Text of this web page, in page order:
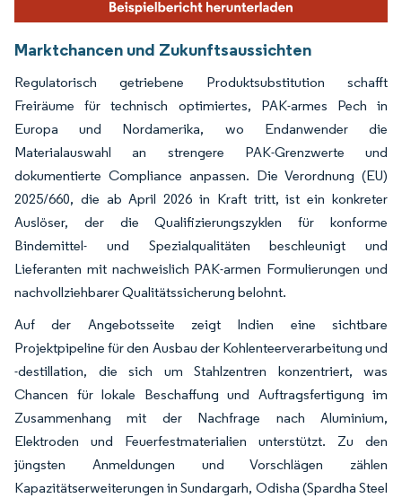
Marktchancen und Zukunftsaussichten
Regulatorisch getriebene Produktsubstitution schafft
Freiräume für technisch optimiertes, PAK-armes Pech in
Europa und Nordamerika, wo Endanwender die
Materialauswahl an strengere PAK-Grenzwerte und
dokumentierte Compliance anpassen. Die Verordnung (EU)
2025/660, die ab April 2026 in Kraft tritt, ist ein konkreter
Auslöser, der die Qualifizierungszyklen für konforme
Bindemittel- und Spezialqualitäten beschleunigt und
Lieferanten mit nachweislich PAK-armen Formulierungen und
nachvollziehbarer Qualitätssicherung belohnt.
Auf der Angebotsseite zeigt Indien eine sichtbare
Projektpipeline für den Ausbau der Kohlenteerverarbeitung und
-destillation, die sich um Stahlzentren konzentriert, was
Chancen für lokale Beschaffung und Auftragsfertigung im
Zusammenhang mit der Nachfrage nach Aluminium,
Elektroden und Feuerfestmaterialien unterstützt. Zu den
jüngsten Anmeldungen und Vorschlägen zählen
Kapazitätserweiterungen in Sundargarh, Odisha (Spardha Steel